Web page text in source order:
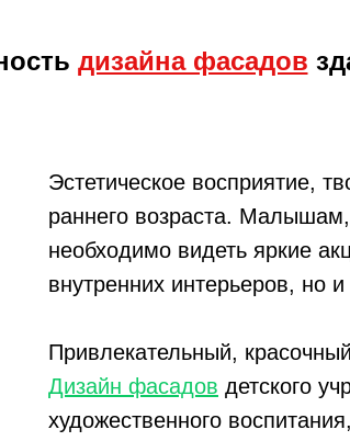
дизайна фасадов
Эстетическое восприятие,
раннего возраста.
необходимо видеть яркие
внутренних интерьеров, но
Привлекательный,
Дизайн фасадов детского
художественного